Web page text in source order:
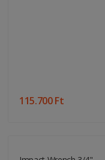
115.700 Ft